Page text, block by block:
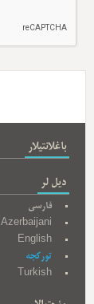
باغلانتیلار
دیل لر
فارسی
Azerbaijani
English
تورکجه
Turkish